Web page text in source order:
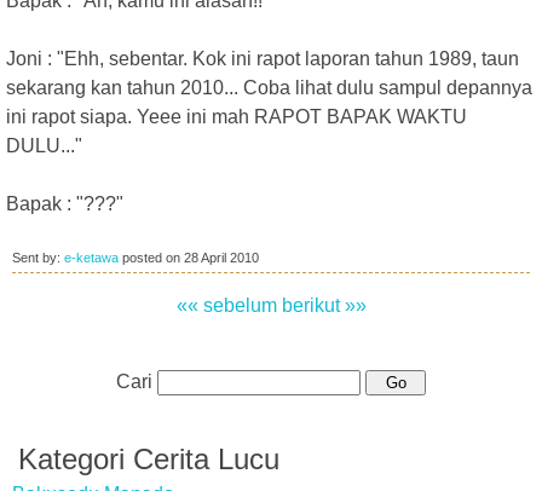
Joni : "Ehh, sebentar. Kok ini rapot laporan tahun 1989, taun
sekarang kan tahun 2010... Coba lihat dulu sampul depannya
ini rapot siapa. Yeee ini mah RAPOT BAPAK WAKTU
DULU..."
Bapak : "???"
Sent by: e-ketawa posted on 28 April 2010
«« sebelum berikut »»
Cari
Kategori Cerita Lucu